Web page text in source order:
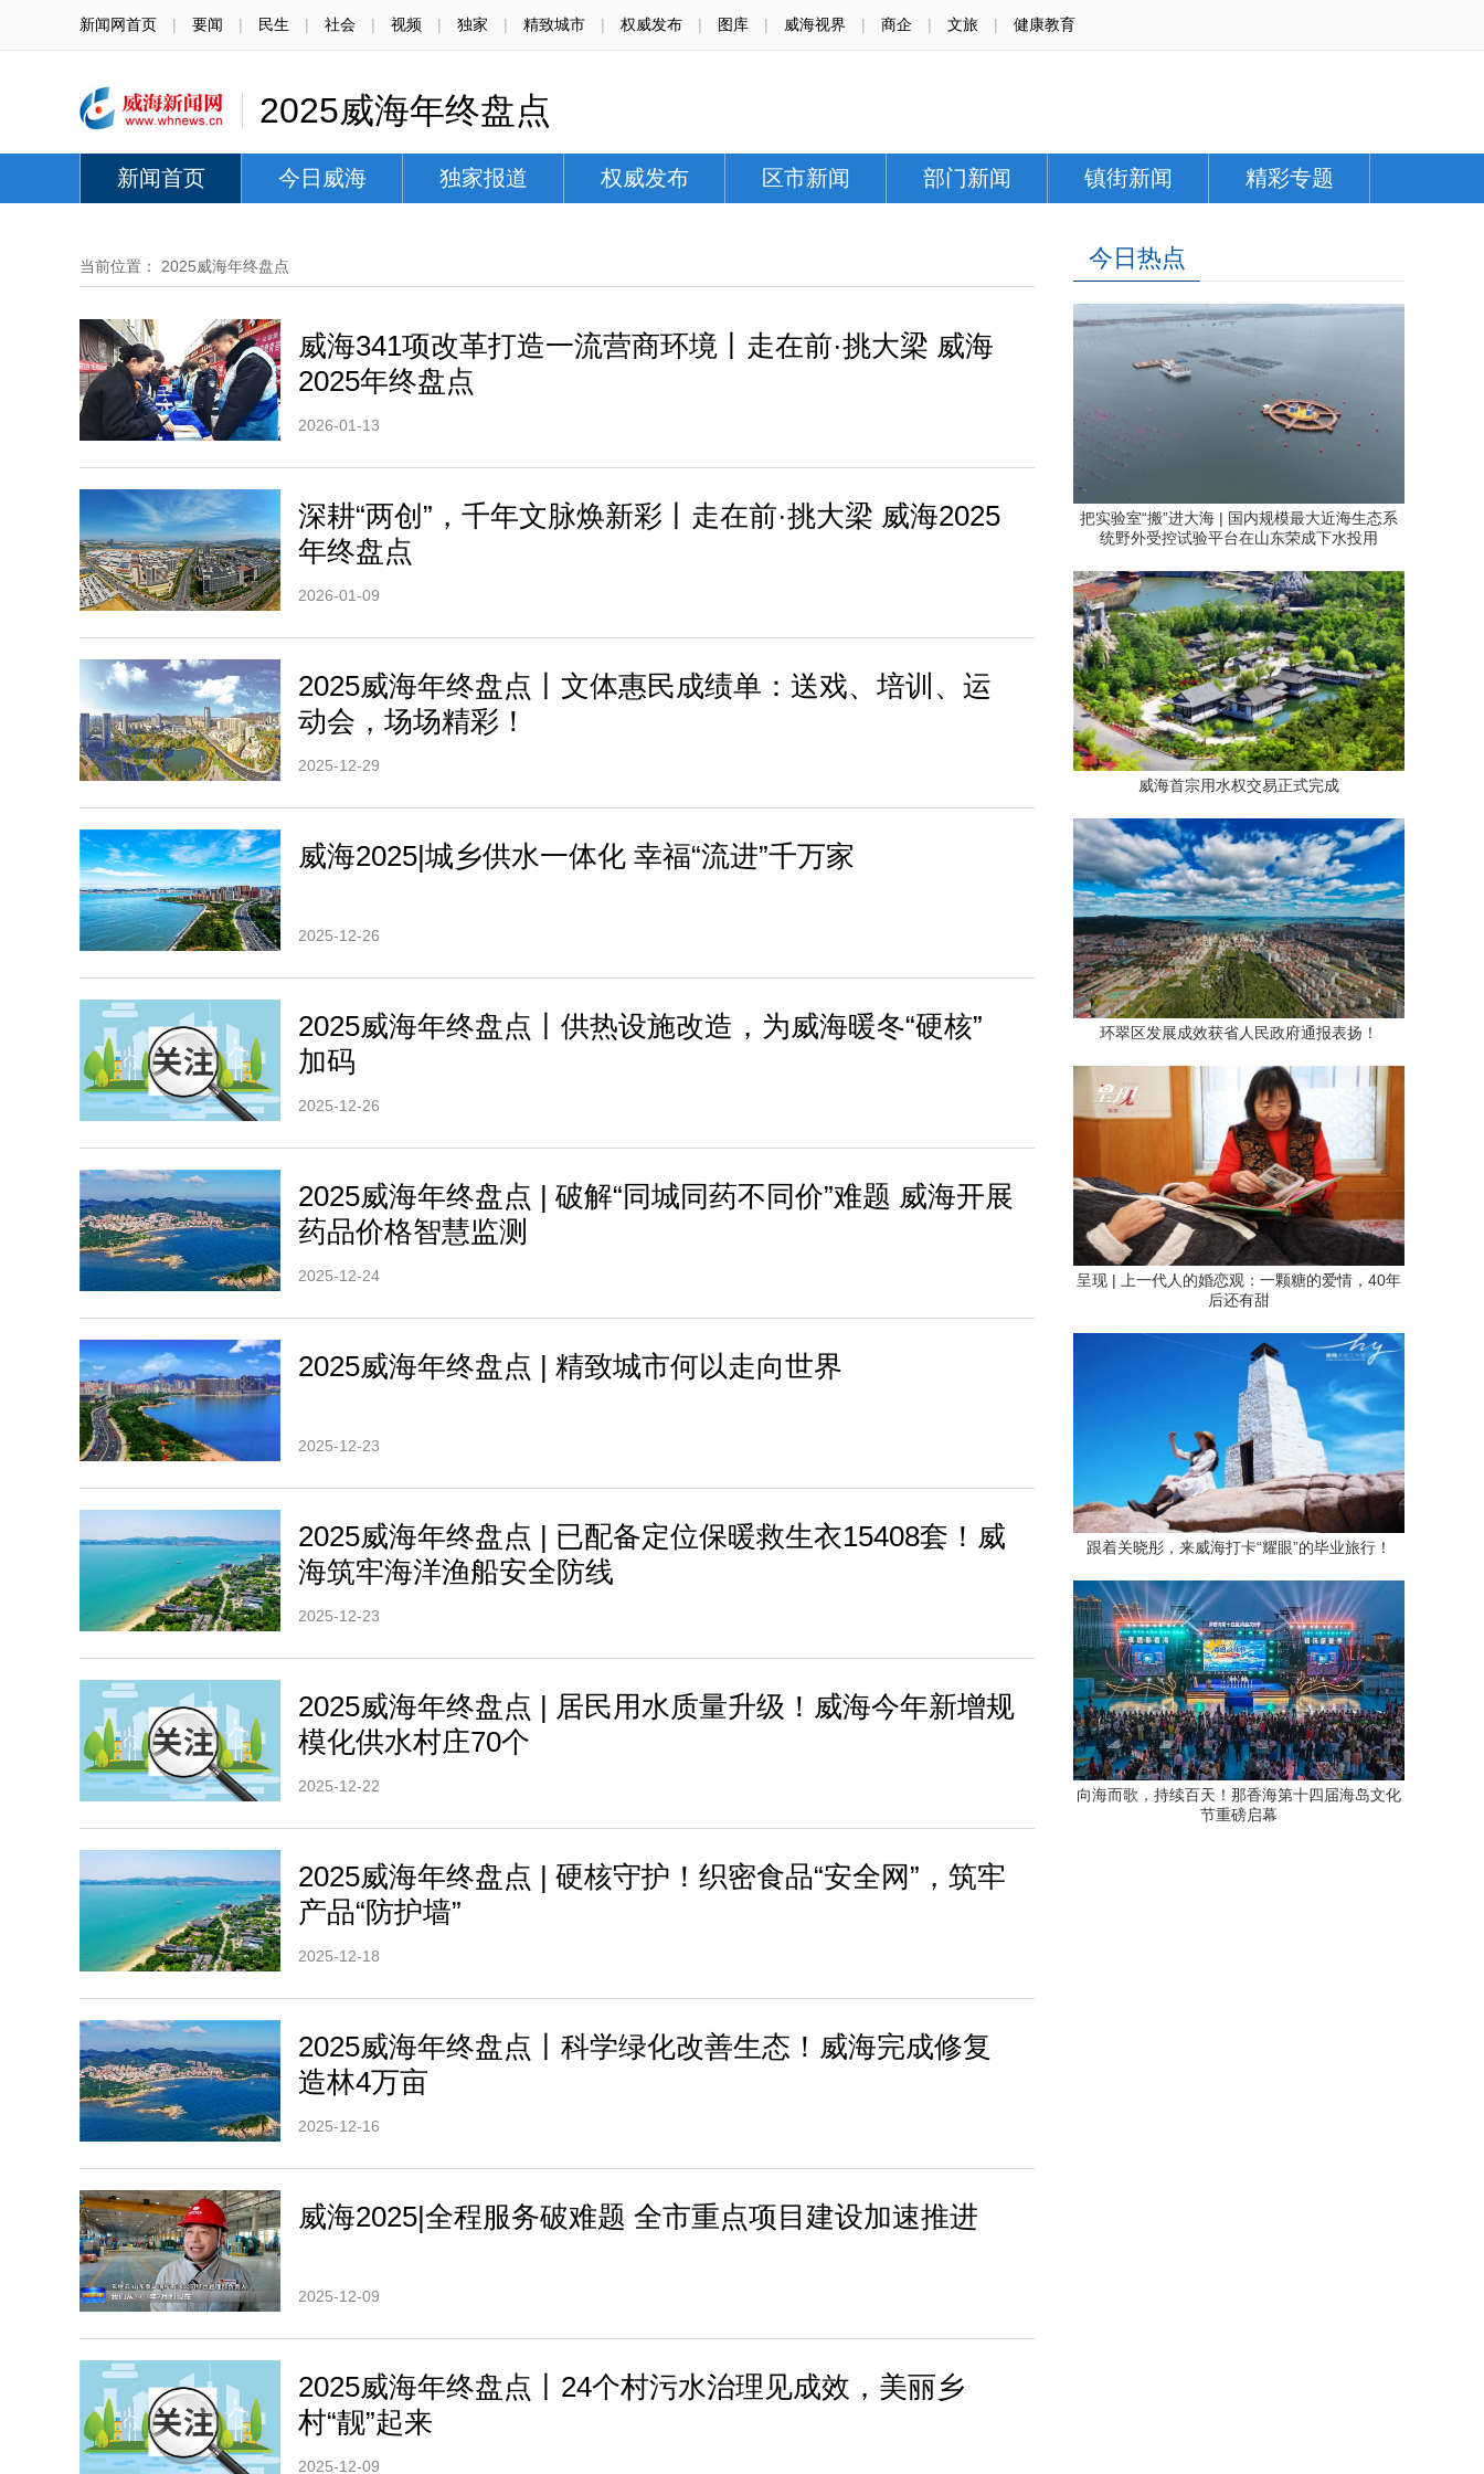
新闻网首页 | 要闻 | 民生 | 社会 | 视频 | 独家 | 精致城市 | 权威发布 | 图库 | 威海视界 | 商企 | 文旅 | 健康教育
2025威海年终盘点
新闻首页 今日威海 独家报道 权威发布 区市新闻 部门新闻 镇街新闻 精彩专题
当前位置： 2025威海年终盘点
威海341项改革打造一流营商环境丨走在前·挑大梁 威海
2025年终盘点
2026-01-13
深耕“两创”，千年文脉焕新彩丨走在前·挑大梁 威海2025
年终盘点
2026-01-09
2025威海年终盘点丨文体惠民成绩单：送戏、培训、运
动会，场场精彩！
2025-12-29
威海2025|城乡供水一体化 幸福“流进”千万家
2025-12-26
2025威海年终盘点丨供热设施改造，为威海暖冬“硬核”
加码
2025-12-26
2025威海年终盘点 | 破解“同城同药不同价”难题 威海开展
药品价格智慧监测
2025-12-24
2025威海年终盘点 | 精致城市何以走向世界
2025-12-23
2025威海年终盘点 | 已配备定位保暖救生衣15408套！威
海筑牢海洋渔船安全防线
2025-12-23
2025威海年终盘点 | 居民用水质量升级！威海今年新增规
模化供水村庄70个
2025-12-22
2025威海年终盘点 | 硬核守护！织密食品“安全网”，筑牢
产品“防护墙”
2025-12-18
2025威海年终盘点丨科学绿化改善生态！威海完成修复
造林4万亩
2025-12-16
威海2025|全程服务破难题 全市重点项目建设加速推进
2025-12-09
2025威海年终盘点丨24个村污水治理见成效，美丽乡
村“靓”起来
2025-12-09
今日热点
把实验室“搬”进大海 | 国内规模最大近海生态系
统野外受控试验平台在山东荣成下水投用
威海首宗用水权交易正式完成
环翠区发展成效获省人民政府通报表扬！
呈现 | 上一代人的婚恋观：一颗糖的爱情，40年
后还有甜
跟着关晓彤，来威海打卡“耀眼”的毕业旅行！
向海而歌，持续百天！那香海第十四届海岛文化
节重磅启幕